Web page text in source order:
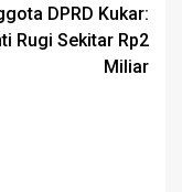
DPRD Kukar:
Rugi Sekitar Rp2
Miliar